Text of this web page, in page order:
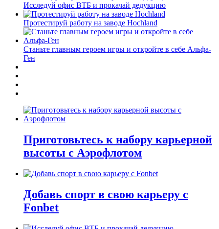
Исследуй офис ВТБ и прокачай дедукцию
Протестируй работу на заводе Hochland
Станьте главным героем игры и откройте в себе Альфа-
Ген
Приготовьтесь к набору карьерной
высоты с Аэрофлотом
Добавь спорт в свою карьеру с
Fonbet